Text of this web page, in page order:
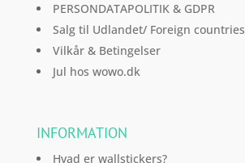
PERSONDATAPOLITIK & GDPR
Salg til Udlandet/ Foreign countries
Vilkår & Betingelser
Jul hos wowo.dk
INFORMATION
Hvad er wallstickers?